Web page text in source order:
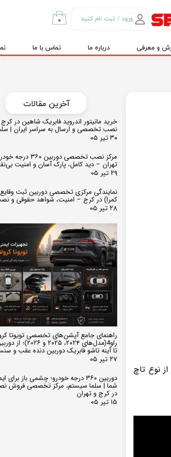
ورود / ثبت نام کنید
تغییر گذر واژه
۰
و معرفی درباره ما تماس با ما
9 اینچی) و صفحه نمایش از نوع تاچ
خرید مانیتور اندروید فابریک شاهین در
نصب تخصصی و ارسال به سراسر ایران |
۳۰ تیر ۰۵
مرکز نصب تخصصی
تهران – دید کامل، پارک آسان و امنیت
۲۹ تیر ۰۵
نمایندگی مرکزی تخصصی دوربین ثبت
کمرا) در کرج – امنیت، شواهد حقوقی و
۲۸ تیر ۰۵
راهنمای جامع آپشن‌های تخصصی تویوتا
تا آینه تاشو فابریک دوربین دنده عقب و
۲۷ تیر ۰۵
دوربین ۳۶۰ درجه خودرو؛ چشمی باز
شما | سلما سیستم، مرکز تخصصی فروش
در کرج و تهران
۱۵ تیر ۰۵
​​آخرین مقالات